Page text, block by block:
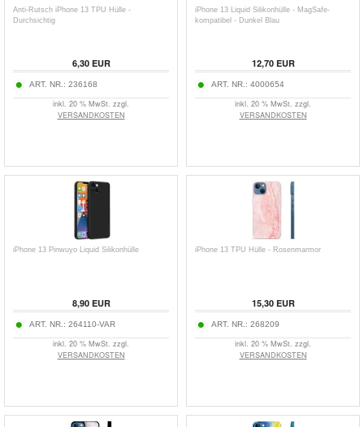
Anti-Rutsch iPhone 13 TPU Hülle -
Durchsichtig
6,30EUR
ART. NR.: 236168
inkl. 20 % MwSt. zzgl.
VERSANDKOSTEN
iPhone 13 Liquid Silikonhülle - MagSafe-
kompatibel - Dunkel Blau
12,70EUR
ART. NR.: 4000654
inkl. 20 % MwSt. zzgl.
VERSANDKOSTEN
iPhone 13 Pinwuyo Liquid Silikonhülle
8,90EUR
ART. NR.: 264110-VAR
inkl. 20 % MwSt. zzgl.
VERSANDKOSTEN
iPhone 13 TPU Hülle - Rosenmarmor
15,30EUR
ART. NR.: 268209
inkl. 20 % MwSt. zzgl.
VERSANDKOSTEN